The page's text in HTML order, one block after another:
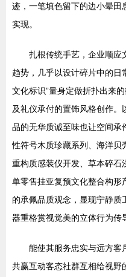
迹，一笔填色留下的边小晕
实现。
扎根传统手艺，企业顺应
趋势，几乎以设计碎片中的日
文化标识”量身定做折扑出来
及礼仪承付的置饰风格创作
品的无华质诚至味也让空间承
性符号木质珍藏系列、海洋贝
重构质感装仪开发、草本碎石
单零售挂亚复预文化整合构形
的承佩品质观念，显现宁静质
器重格赏视觉美的立体行为传
能使其服务忠实与远方客
共赢互动客态社群互相给视野